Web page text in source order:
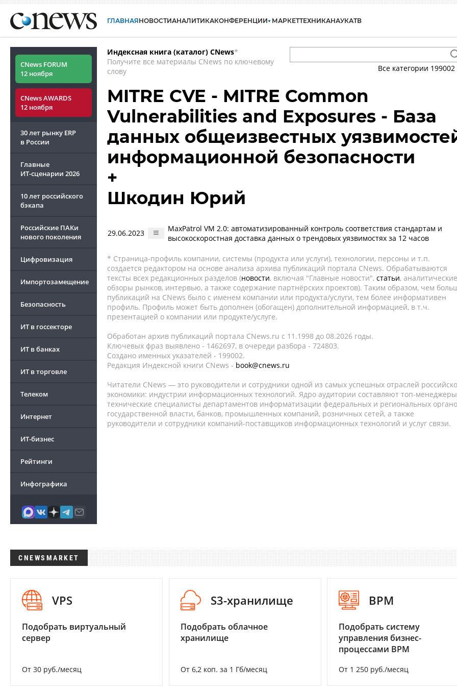
ГЛАВНАЯНОВОСТИАНАЛИТИКАКОНФЕРЕНЦИИ МАРКЕТТЕХНИКАНАУКАТВ
CNews FORUM
12 ноября
CNews AWARDS
12 ноября
30 лет рынку ERP
в России
Главные
ИТ-сценарии 2026
10 лет российского
бэкапа
Российские ПАКи
нового поколения
Цифровизация
Импортозамещение
Безопасность
ИТ в госсекторе
ИТ в банках
ИТ в торговле
Телеком
Интернет
ИТ-бизнес
Рейтинги
Инфографика
Индексная книга (каталог) CNews*
Получите все материалы CNews по ключевому
слову
Все категории 199002
MITRE CVE - MITRE Common
Vulnerabilities and Exposures - База
данных общеизвестных
информационной безопасности
+
Шкодин Юрий
29.06.2023
MaxPatrol VM 2.0: автоматизированный контроль соответствия стандартам и
высокоскоростная доставка данных о трендовых уязвимостях за 12 часов
* Страница-профиль компании, системы (продукта или услуги), технологии, персоны и т.п.
создается редактором на основе анализа архива публикаций портала CNews. Обрабатываются
тексты всех редакционных разделов (новости, включая "Главные новости", статьи, аналитические
обзоры рынков, интервью, а также содержание партнёрских проектов). Таким образом, чем
публикаций на CNews было с именем компании или продукта/услуги, тем более информативен
профиль. Профиль может быть дополнен (обогащен) дополнительной информацией, в т.ч.
презентацией о компании или продукте/услуге.
Обработан архив публикаций портала CNews.ru c 11.1998 до 08.2026 годы.
Ключевых фраз выявлено - 1462697, в очереди разбора - 724803.
Создано именных указателей - 199002.
Редакция Индексной книги CNews - book@cnews.ru
Читатели CNews — это руководители и сотрудники одной из самых успешных отраслей
экономики: индустрии информационных технологий. Ядро аудитории составляют топ-
технические специалисты департаментов информатизации федеральных и региональных
государственной власти, банков, промышленных компаний, розничных сетей, а также
руководители и сотрудники компаний-поставщиков информационных технологий и услуг связи.
CNEWSMARKET
VPS
Подобрать виртуальный
сервер
От 30 руб./месяц
S3-хранилище
Подобрать облачное
хранилище
От 6,2 коп. за 1 Гб/месяц
BPM
Подобрать систему
управления бизнес-
процессами BPM
От 1 250 руб./месяц